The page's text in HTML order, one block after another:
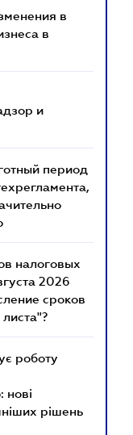
в
в
и
период
налоговых
2026
сроков
роботу
нові
рішень